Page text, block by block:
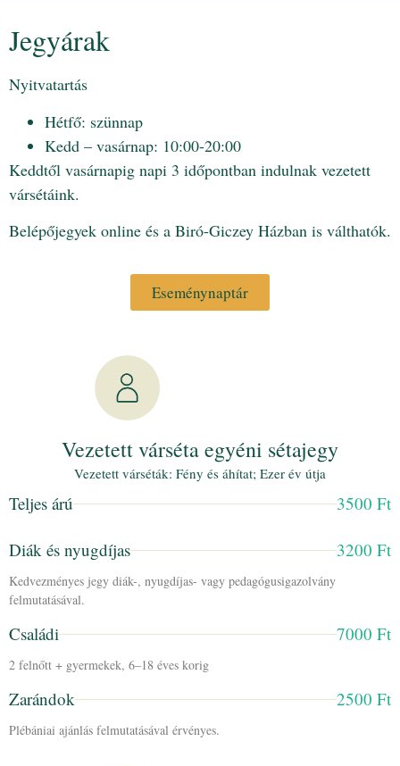
Jegyárak
Nyitvatartás
Hétfő: szünnap
Kedd – vasárnap: 10:00-20:00
Keddtől vasárnapig napi 3 időpontban indulnak vezetett
vársétáink.
Belépőjegyek online és a Biró-Giczey Házban is válthatók.
Eseménynaptár
Vezetett várséta egyéni sétajegy
Vezetett várséták: Fény és áhítat; Ezer év útja
Teljes árú 3500 Ft
Diák és nyugdíjas 3200 Ft
Kedvezményes jegy diák-, nyugdíjas- vagy pedagógusigazolvány
felmutatásával.
Családi 7000 Ft
2 felnőtt + gyermekek, 6–18 éves korig
Zarándok 2500 Ft
Plébániai ajánlás felmutatásával érvényes.